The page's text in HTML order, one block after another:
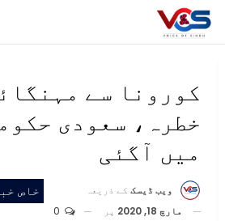
کورونا سے
خطرہ، سعودی
میں آگئی
خاص ویب ڈیسک کے ذریعہ
مارچ 18, 2020
پر